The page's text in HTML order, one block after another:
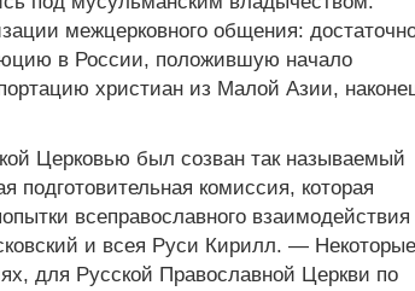
межцерковного общения:
в России, положившую начало
христиан из Малой Азии,
Церковью был созван так называемый
комиссия, которая
всеправославного взаимодействия
и всея Руси Кирилл. — Некоторые
для Русской Православной Церкви по